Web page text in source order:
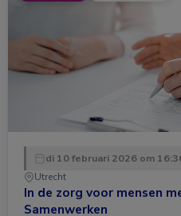
di 10 februari 2026 om
Utrecht
In de zorg voor mensen
Samenwerken